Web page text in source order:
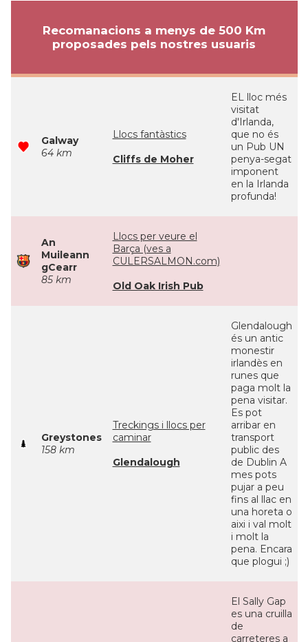
Recomanacions a menys de 500 Km
proposades pels nostres usuaris
Galway
64 km
Llocs fantàstics
Cliffs de Moher
EL lloc més
visitat
d'Irlanda,
que no és
un Pub UN
penya-segat
imponent
en la Irlanda
profunda!
An
Muileann
gCearr
85 km
Llocs per veure el
Barça (ves a
CULERSALMON.com)
Old Oak Irish Pub
Greystones
158 km
Treckings i llocs per
caminar
Glendalough
Glendalough
és un antic
monestir
irlandès en
runes que
paga molt la
pena visitar.
Es pot
arribar en
transport
public des
de Dublin A
mes pots
pujar a peu
fins al llac en
una horeta o
aixi i val molt
i molt la
pena. Encara
que plogui ;)
El Sally Gap
es una cruilla
de
carreteres a